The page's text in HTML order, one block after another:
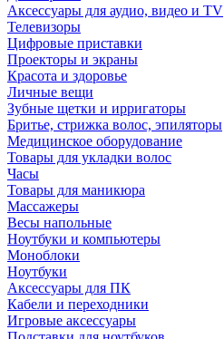
Аксессуары для аудио, видео и TV
Телевизоры
Цифровые приставки
Проекторы и экраны
Красота и здоровье
Личные вещи
Зубные щетки и ирригаторы
Бритье, стрижка волос, эпиляторы
Медицинское оборудование
Товары для укладки волос
Часы
Товары для маникюра
Массажеры
Весы напольные
Ноутбуки и компьютеры
Моноблоки
Ноутбуки
Аксессуары для ПК
Кабели и переходники
Игровые аксессуары